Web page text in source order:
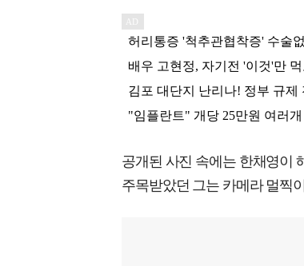
공개된 사진 속에는 한채영이
주목받았던 그는 카메라 멀찍